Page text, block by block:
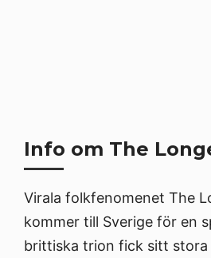
Info om The
Virala folkfenomenet The
kommer till Sverige för en
brittiska trion fick sitt